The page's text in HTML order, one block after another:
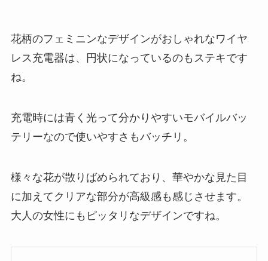
花柄のフェミニンなデザインがおしゃれなワイヤ
レス充電器は、円状になっているのもステキです
ね。
充電時には青く光って分かりやすいモバイルバッ
テリーなので使いやすさもバッチリ。
様々な花が散りばめられており、華やかな見た目
に加えてクリアな部分が高級感も感じさせます。
大人の女性にもピッタリなデザインですね。